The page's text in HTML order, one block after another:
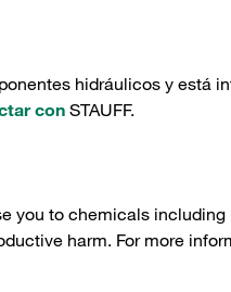
hidráulicos y está
conSTAUFF.
you to chemicals
harm. For more